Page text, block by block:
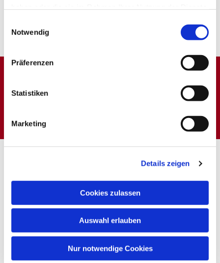
Notwendig
Präferenzen
Statistiken
Marketing
Details zeigen
Cookies zulassen
Auswahl erlauben
Nur notwendige Cookies
Dies könnte Sie auch